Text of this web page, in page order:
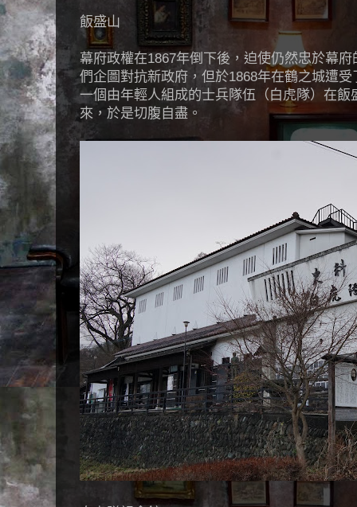
飯盛山
幕府政權在1867年倒下後，迫使仍然忠於幕
們企圖對抗新政府，但於1868年在鶴之城遭
一個由年輕人組成的士兵隊伍（白虎隊）在
來，於是切腹自盡。